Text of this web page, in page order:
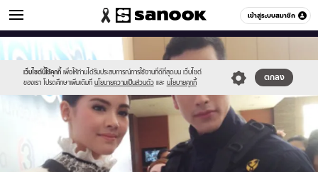
เข้าสู่ระบบสมาชิก
ข่าวบันเทิง หมวดอื่นๆ
เว็บไซต์นี้ใช้คุกกี้ เพื่อให้ท่านได้รับประสบการณ์การใช้งานที่ดีที่สุดบน เว็บไซต์
ของเรา โปรดศึกษาเพิ่มเติมที่ นโยบายความเป็นส่วนตัว และ นโยบายคุกกี้
ตกลง
Sanook
//s.isanook.com/sr/0/images/logo-
new-
sanook.png
600
60
//s.isanook.com/ns/0/ud/376/1884538/653199-
01.jpg